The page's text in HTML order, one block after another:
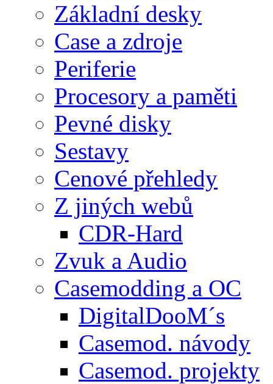
Základní desky
Case a zdroje
Periferie
Procesory a paměti
Pevné disky
Sestavy
Cenové přehledy
Z jiných webů
CDR-Hard
Zvuk a Audio
Casemodding a OC
DigitalDooM´s
Casemod. návody
Casemod. projekty